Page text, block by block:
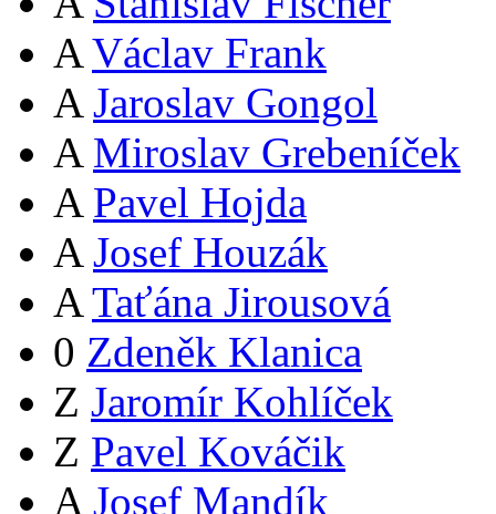
A Václav Frank
A Jaroslav Gongol
A Miroslav Grebeníček
A Pavel Hojda
A Josef Houzák
A Taťána Jirousová
0 Zdeněk Klanica
Z Jaromír Kohlíček
Z Pavel Kováčik
A Josef Mandík